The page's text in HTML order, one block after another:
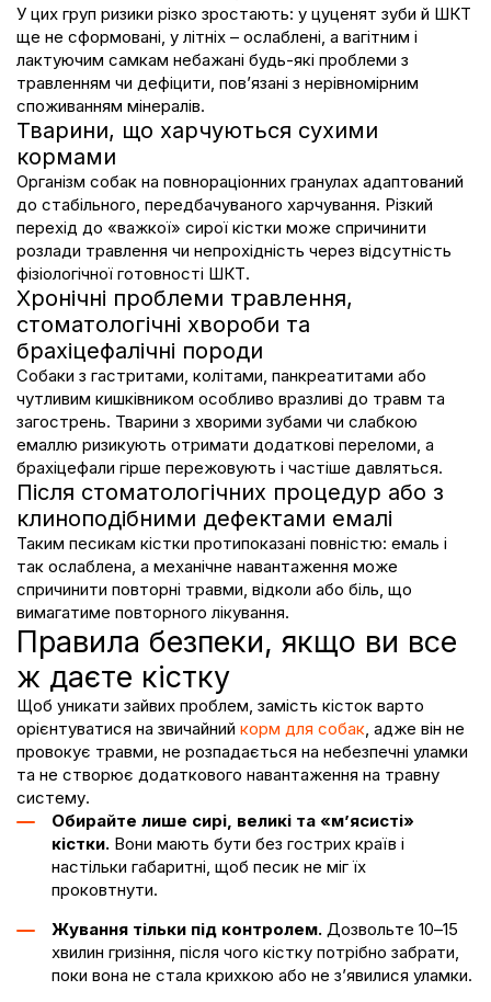
У цих груп ризики різко зростають: у цуценят зуби й ШКТ
ще не сформовані, у літніх – ослаблені, а вагітним і
лактуючим самкам небажані будь-які проблеми з
травленням чи дефіцити, пов’язані з нерівномірним
споживанням мінералів.
Тварини, що харчуються сухими
кормами
Організм собак на повнораціонних гранулах адаптований
до стабільного, передбачуваного харчування. Різкий
перехід до «важкої» сирої кістки може спричинити
розлади травлення чи непрохідність через відсутність
фізіологічної готовності ШКТ.
Хронічні проблеми травлення,
стоматологічні хвороби та
брахіцефалічні породи
Собаки з гастритами, колітами, панкреатитами або
чутливим кишківником особливо вразливі до травм та
загострень. Тварини з хворими зубами чи слабкою
емаллю ризикують отримати додаткові переломи, а
брахіцефали гірше пережовують і частіше давляться.
Після стоматологічних процедур або з
клиноподібними дефектами емалі
Таким песикам кістки протипоказані повністю: емаль і
так ослаблена, а механічне навантаження може
спричинити повторні травми, відколи або біль, що
вимагатиме повторного лікування.
Правила безпеки, якщо ви все
ж даєте кістку
Щоб уникати зайвих проблем, замість кісток варто
орієнтуватися на звичайний корм для собак, адже він не
провокує травми, не розпадається на небезпечні уламки
та не створює додаткового навантаження на травну
систему.
Обирайте лише сирі, великі та «м’ясисті»
кістки. Вони мають бути без гострих країв і
настільки габаритні, щоб песик не міг їх
проковтнути.
Жування тільки під контролем. Дозвольте 10–15
хвилин гризіння, після чого кістку потрібно забрати,
поки вона не стала крихкою або не з’явилися уламки.